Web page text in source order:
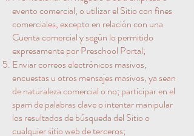
evento comercial, o utilizar el Sitio con fines
comerciales, excepto en relación con una
Cuenta comercial y según lo permitido
expresamente por Preschool Portal;
Enviar correos electrónicos masivos,
encuestas u otros mensajes masivos, ya sean
de naturaleza comercial o no; participar en el
spam de palabras clave o intentar manipular
los resultados de búsqueda del Sitio o
cualquier sitio web de terceros;